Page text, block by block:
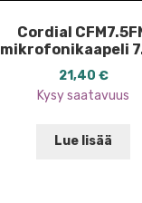
Cordial
mikrofonikaapeli
21,40 €
Kysy saatavuus
Lue lisää